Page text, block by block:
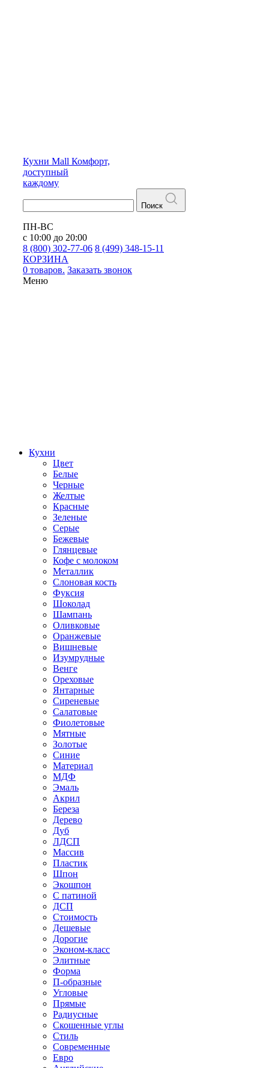
Кухни Mall Комфорт,
доступный
каждому
Поиск
ПН-ВС
с 10:00 до 20:00
8 (800) 302-77-06 8 (499) 348-15-11
КОРЗИНА
0 товаров. Заказать звонок
Меню
Кухни
Цвет
Белые
Черные
Желтые
Красные
Зеленые
Серые
Бежевые
Глянцевые
Кофе с молоком
Металлик
Слоновая кость
Фуксия
Шоколад
Шампань
Оливковые
Оранжевые
Вишневые
Изумрудные
Венге
Ореховые
Янтарные
Сиреневые
Салатовые
Фиолетовые
Мятные
Золотые
Синие
Материал
МДФ
Эмаль
Акрил
Береза
Дерево
Дуб
ЛДСП
Массив
Пластик
Шпон
Экошпон
С патиной
ДСП
Стоимость
Дешевые
Дорогие
Эконом-класс
Элитные
Форма
П-образные
Угловые
Прямые
Радиусные
Скошенные углы
Стиль
Современные
Евро